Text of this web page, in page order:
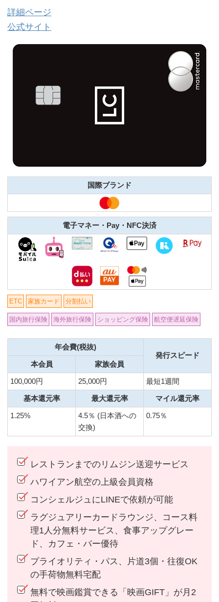
詳細ページ
公式サイト
国際ブランド
電子マネー・Pay・NFC決済
ETC 家族カード 分割払い
国内旅行保険 海外旅行保険 ショッピング保険 航空便遅延保険
年会費(税抜)
発行スピード
本会員
家族会員
100,000円 25,000円 最短1週間
基本還元率 最大還元率 マイル還元率
1.25%
4.5％ (日本酒への
交換)
0.75％
レストランまでのリムジン送迎サービス
ハワイアン航空の上級会員資格
コンシェルジュにLINEで依頼が可能
ラグジュアリーカードラウンジ、コース料
理1人分無料サービス、食事アップグレー
ド、カフェ・バー優待
プライオリティ・パス、片道3個・往復OK
の手荷物無料宅配
無料で映画鑑賞できる「映画GIFT」が月2